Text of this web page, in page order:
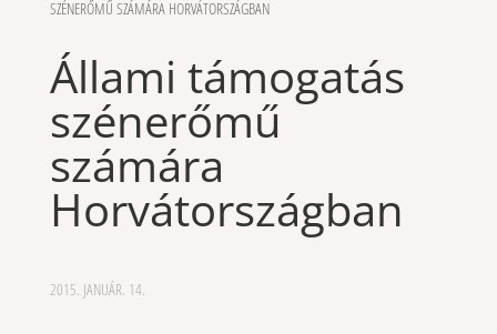
SZÉNERŐMŰ SZÁMÁRA HORVÁTORSZÁGBAN
Állami támogatás
szénerőmű
számára
Horvátországban
2015. JANUÁR. 14.